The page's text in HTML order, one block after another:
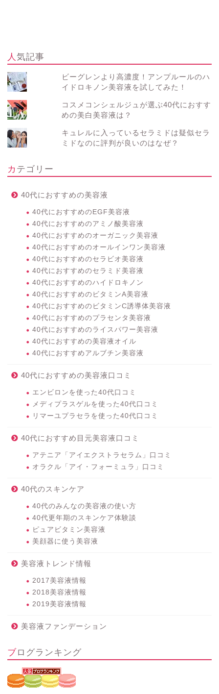
人気記事
ビーグレンより高濃度！アンプルールのハ
イドロキノン美容液を試してみた！
コスメコンシェルジュが選ぶ40代におすす
めの美白美容液は？
キュレルに入っているセラミドは疑似セラ
ミドなのに評判が良いのはなぜ？
カテゴリー
40代におすすめの美容液
40代におすすめのEGF美容液
40代におすすめのアミノ酸美容液
40代におすすめのオーガニック美容液
40代におすすめのオールインワン美容液
40代におすすめのセラビオ美容液
40代におすすめのセラミド美容液
40代におすすめのハイドロキノン
40代におすすめのビタミンA美容液
40代におすすめのビタミンC誘導体美容液
40代におすすめのプラセンタ美容液
40代におすすめのライスパワー美容液
40代におすすめの美容液オイル
40代におすすめアルブチン美容液
40代におすすめの美容液口コミ
エンビロンを使った40代口コミ
メディプラスゲルを使った40代口コミ
リマーユプラセラを使った40代口コミ
40代におすすめ目元美容液口コミ
アテニア「アイエクストラセラム」口コミ
オラクル「アイ・フォーミュラ」口コミ
40代のスキンケア
40代のみんなの美容液の使い方
40代更年期のスキンケア体験談
ピュアビタミン美容液
美顔器に使う美容液
美容液トレンド情報
2017美容液情報
2018美容液情報
2019美容液情報
美容液ファンデーション
ブログランキング